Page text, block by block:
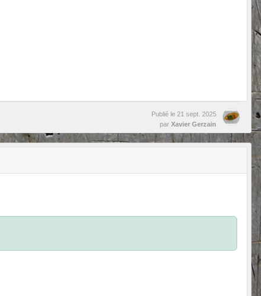
Publié le 21 sept. 2025
par Xavier Gerzain